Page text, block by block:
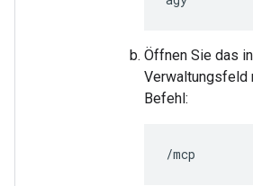
Öffnen Sie das
Verwaltungsfeld
Befehl: